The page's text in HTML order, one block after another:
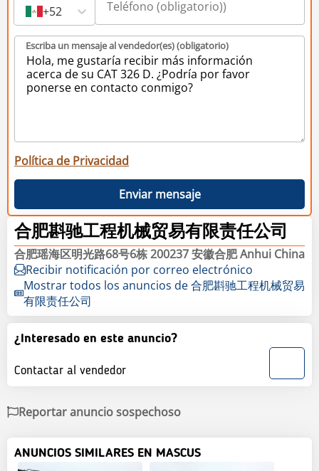
+52
Escriba un mensaje al vendedor(es) (obligatorio)
Política de Privacidad
Enviar mensaje
合肥斟驰工程机械贸易有限责任公司
合肥瑶海区明光路68号6栋 200237 安徽合肥 Anhui China
Recibir notificación por correo electrónico
Mostrar todos los anuncios de 合肥斟驰工程机械贸易
有限责任公司
¿Interesado en este anuncio?
Contactar al vendedor
Reportar anuncio sospechoso
ANUNCIOS SIMILARES EN MASCUS